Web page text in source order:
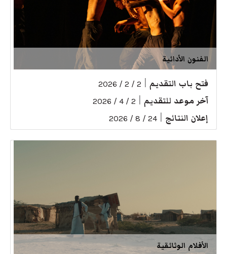
الفنون الأدائية
فتح باب التقديم 2 / 2 / 2026
آخر موعد للتقديم 2 / 4 / 2026
إعلان النتائج 24 / 8 / 2026
الأفلام الوثائقية